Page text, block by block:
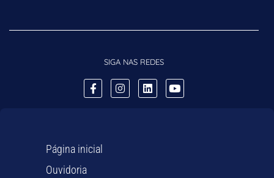
SIGA NAS REDES
Página inicial
Ouvidoria